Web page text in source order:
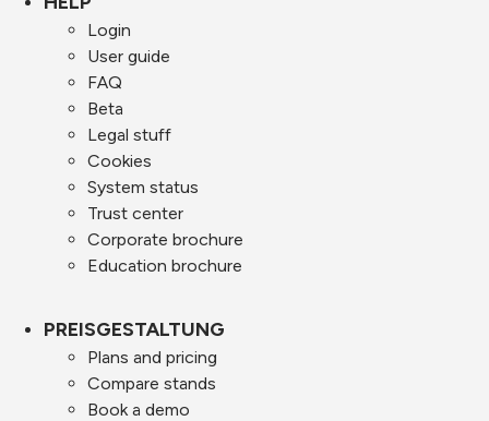
Login
User guide
FAQ
Beta
Legal stuff
Cookies
System status
Trust center
Corporate brochure
Education brochure
PREISGESTALTUNG
Plans and pricing
Compare stands
Book a demo